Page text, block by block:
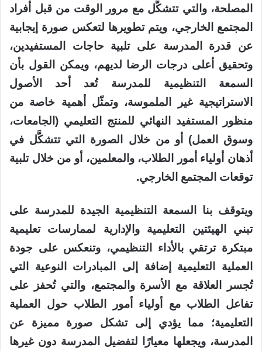
المصلحة، والتي تتشكَّل مع مرور الوقت من قبل أفراد
المجتمع الخارجي، ويتم تطويرها لتعكس صورة إيجابية
عن قدرة المدرسة على تلبية حاجات المستفيدين،
وتحقيق أعلى درجات الرضا لديهم، ويمكن القول بأن
السمعة التنظيمية للمدرسة تُعد أحد الأصول
الاستراتيجية غير الملموسة، وتمثّل أهمية خاصة من
منظور المستفيد النهائي للمنتج التعليمي (الجامعات،
وسوق العمل) أو من خلال الصورة التي تتشكَّل في
أذهان أولياء أمور الطلاب، والمعلمين، أو من خلال تلبية
توقعات المجتمع الخارجي.
ويتوقف بنا السمعة التنظيمية الجيدة للمدرسة على
تبني الهيئتين التعليمية والإدارية لممارسات تعليمية
مبتكرة ترتقي بالأداء التنظيمي، وتنعكس على جودة
العملية التعليمية إضافة إلى المبادرات النوعية التي
تُجسر العلاقة مع الأسرة والمجتمع، والتي تُحفز على
تفاعل الطلاب مع أولياء أمور الطلاب حول العملية
التعليمية؛ مما يؤدي إلى تشكل صورة مميزة عن
المدرسة، ويجعلها معيارًا لتفضيل المدرسة دون غيرها